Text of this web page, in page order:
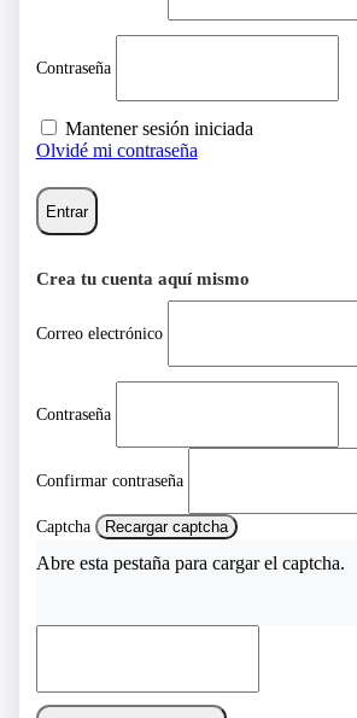
Contraseña
Mantener sesión iniciada
Olvidé mi contraseña
Entrar
Crea tu cuenta aquí mismo
Correo electrónico
Contraseña
Confirmar contraseña
Captcha Recargar captcha
Abre esta pestaña para cargar el captcha.